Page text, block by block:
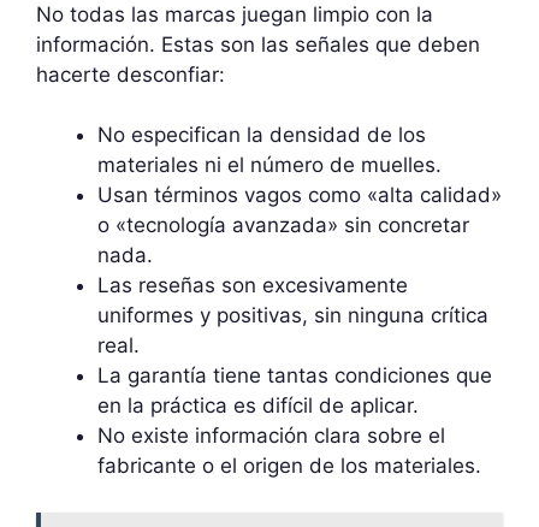
No todas las marcas juegan limpio con la
información. Estas son las señales que deben
hacerte desconfiar:
No especifican la densidad de los
materiales ni el número de muelles.
Usan términos vagos como «alta calidad»
o «tecnología avanzada» sin concretar
nada.
Las reseñas son excesivamente
uniformes y positivas, sin ninguna crítica
real.
La garantía tiene tantas condiciones que
en la práctica es difícil de aplicar.
No existe información clara sobre el
fabricante o el origen de los materiales.